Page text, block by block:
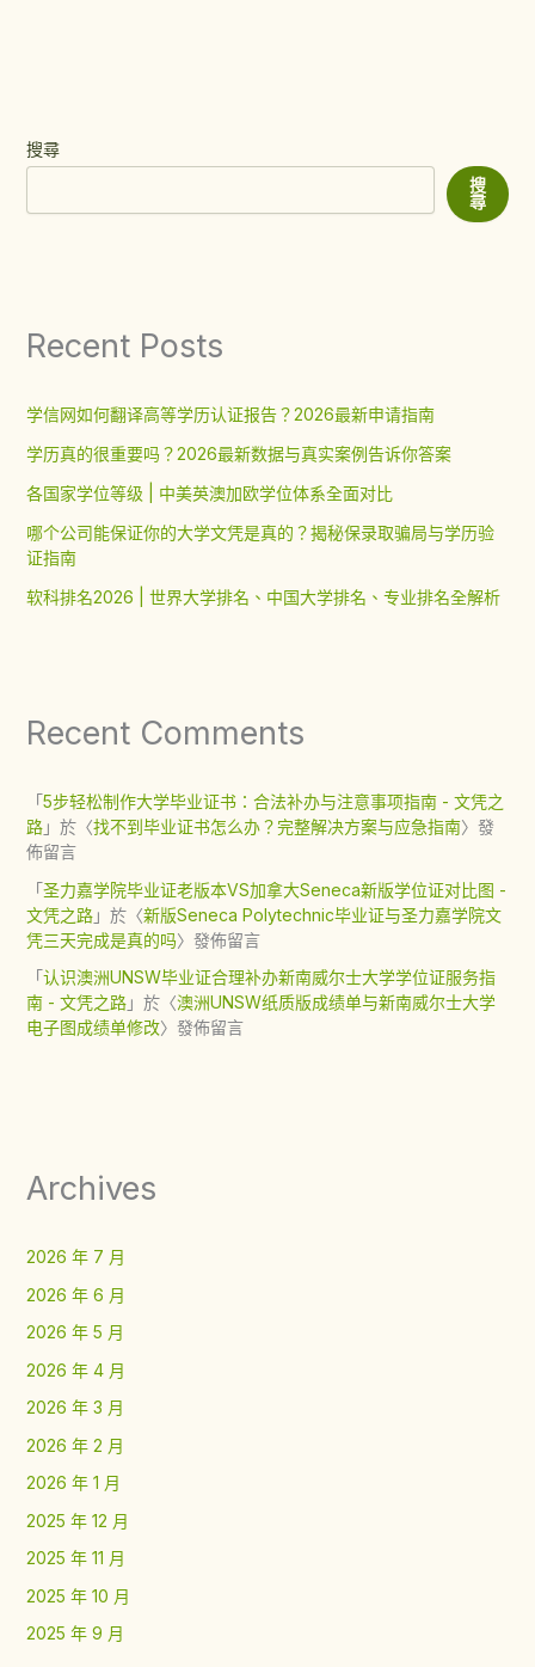
搜尋
搜
尋
Recent Posts
学信网如何翻译高等学历认证报告？2026最新申请指南
学历真的很重要吗？2026最新数据与真实案例告诉你答案
各国家学位等级 | 中美英澳加欧学位体系全面对比
哪个公司能保证你的大学文凭是真的？揭秘保录取骗局与学历验
证指南
软科排名2026 | 世界大学排名、中国大学排名、专业排名全解析
Recent Comments
「5步轻松制作大学毕业证书：合法补办与注意事项指南 - 文凭之
路」於〈找不到毕业证书怎么办？完整解决方案与应急指南〉發
佈留言
「圣力嘉学院毕业证老版本VS加拿大Seneca新版学位证对比图 -
文凭之路」於〈新版Seneca Polytechnic毕业证与圣力嘉学院文
凭三天完成是真的吗〉發佈留言
「认识澳洲UNSW毕业证合理补办新南威尔士大学学位证服务指
南 - 文凭之路」於〈澳洲UNSW纸质版成绩单与新南威尔士大学
电子图成绩单修改〉發佈留言
Archives
2026 年 7 月
2026 年 6 月
2026 年 5 月
2026 年 4 月
2026 年 3 月
2026 年 2 月
2026 年 1 月
2025 年 12 月
2025 年 11 月
2025 年 10 月
2025 年 9 月